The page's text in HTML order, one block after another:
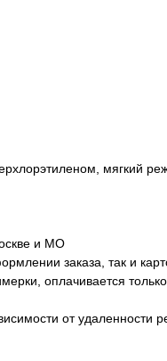
мягкий
и МО
заказа, так и
оплачивается
от удаленности